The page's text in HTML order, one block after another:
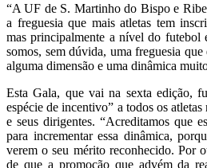
“A UF de S. Martinho do Bispo e
a freguesia que mais atletas tem
mas principalmente a nível do futebol
somos, sem dúvida, uma freguesia que
alguma dimensão e uma dinâmica
Esta Gala, que vai na sexta edição,
espécie de incentivo” a todos os
e seus dirigentes. “Acreditamos que
para incrementar essa dinâmica,
verem o seu mérito reconhecido. Por
de que a promoção que advém da